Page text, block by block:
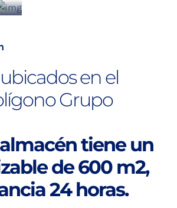
en el
Grupo
tiene un
de 600 m2,
24 horas.